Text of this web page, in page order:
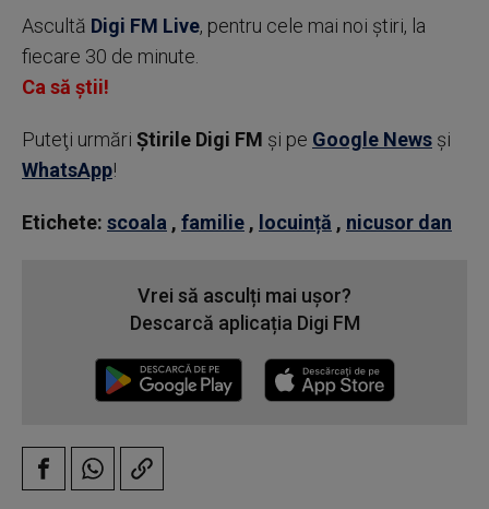
Ascultă Digi FM Live, pentru cele mai noi știri, la
fiecare 30 de minute.
Ca să știi!
Puteţi urmări Știrile Digi FM şi pe Google News şi
WhatsApp!
Etichete: scoala , familie , locuință , nicusor dan
Vrei să asculți mai ușor?
Descarcă aplicația Digi FM